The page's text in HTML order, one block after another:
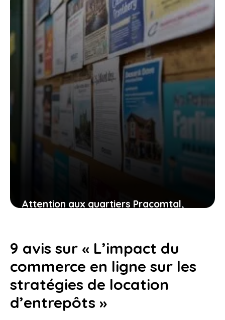
précipiter
31 juillet 2026
Attention aux quartiers Pracomtal,
30 juillet 2026
9 avis sur « L’impact du
commerce en ligne sur les
stratégies de location
d’entrepôts »